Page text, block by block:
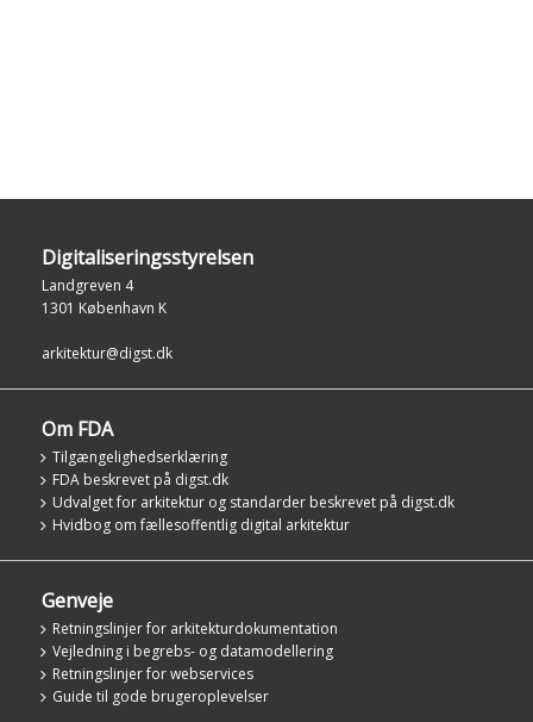
Digitaliseringsstyrelsen
Landgreven 4
1301 København K
arkitektur@digst.dk
Om FDA
Tilgængelighedserklæring
FDA beskrevet på digst.dk
Udvalget for arkitektur og standarder beskrevet på digst.dk
Hvidbog om fællesoffentlig digital arkitektur
Genveje
Retningslinjer for arkitekturdokumentation
Vejledning i begrebs- og datamodellering
Retningslinjer for webservices
Guide til gode brugeroplevelser